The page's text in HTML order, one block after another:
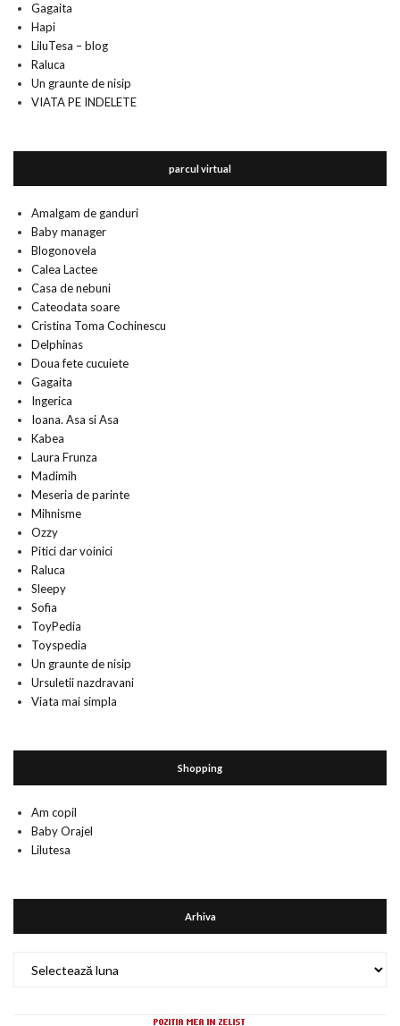
Gagaita
Hapi
LiluTesa – blog
Raluca
Un graunte de nisip
VIATA PE INDELETE
parcul virtual
Amalgam de ganduri
Baby manager
Blogonovela
Calea Lactee
Casa de nebuni
Cateodata soare
Cristina Toma Cochinescu
Delphinas
Doua fete cucuiete
Gagaita
Ingerica
Ioana. Asa si Asa
Kabea
Laura Frunza
Madimih
Meseria de parinte
Mihnisme
Ozzy
Pitici dar voinici
Raluca
Sleepy
Sofia
ToyPedia
Toyspedia
Un graunte de nisip
Ursuletii nazdravani
Viata mai simpla
Shopping
Am copil
Baby Orajel
Lilutesa
Arhiva